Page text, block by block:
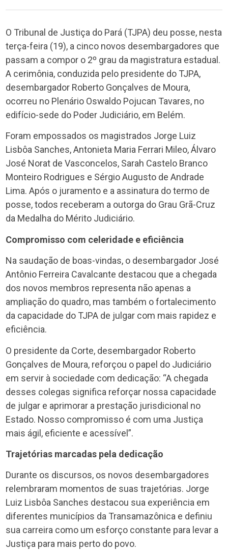
O Tribunal de Justiça do Pará (TJPA) deu posse, nesta
terça-feira (19), a cinco novos desembargadores que
passam a compor o 2º grau da magistratura estadual.
A cerimônia, conduzida pelo presidente do TJPA,
desembargador Roberto Gonçalves de Moura,
ocorreu no Plenário Oswaldo Pojucan Tavares, no
edifício-sede do Poder Judiciário, em Belém.
Foram empossados os magistrados Jorge Luiz
Lisbôa Sanches, Antonieta Maria Ferrari Mileo, Álvaro
José Norat de Vasconcelos, Sarah Castelo Branco
Monteiro Rodrigues e Sérgio Augusto de Andrade
Lima. Após o juramento e a assinatura do termo de
posse, todos receberam a outorga do Grau Grã-Cruz
da Medalha do Mérito Judiciário.
Compromisso com celeridade e eficiência
Na saudação de boas-vindas, o desembargador José
Antônio Ferreira Cavalcante destacou que a chegada
dos novos membros representa não apenas a
ampliação do quadro, mas também o fortalecimento
da capacidade do TJPA de julgar com mais rapidez e
eficiência.
O presidente da Corte, desembargador Roberto
Gonçalves de Moura, reforçou o papel do Judiciário
em servir à sociedade com dedicação: “A chegada
desses colegas significa reforçar nossa capacidade
de julgar e aprimorar a prestação jurisdicional no
Estado. Nosso compromisso é com uma Justiça
mais ágil, eficiente e acessível”.
Trajetórias marcadas pela dedicação
Durante os discursos, os novos desembargadores
relembraram momentos de suas trajetórias. Jorge
Luiz Lisbôa Sanches destacou sua experiência em
diferentes municípios da Transamazônica e definiu
sua carreira como um esforço constante para levar a
Justiça para mais perto do povo.